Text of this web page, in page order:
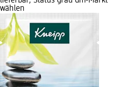
wählen